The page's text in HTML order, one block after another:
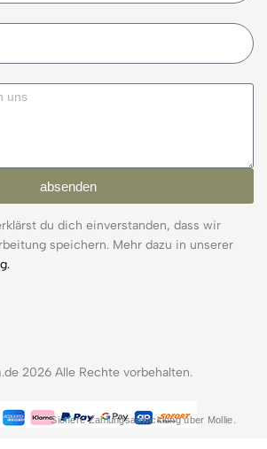
absenden
du dich einverstanden, dass wir
speichern. Mehr dazu in unserer
2026 Alle Rechte vorbehalten.
Sichere Zahlungsabwicklung über Mollie.